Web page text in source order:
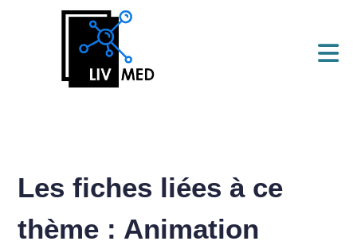
Les fiches liées à ce
thème : Animation